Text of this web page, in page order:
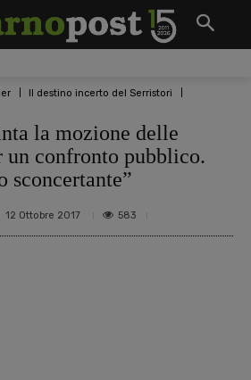
Il destino incerto del Serristori
la mozione delle
un confronto pubblico.
sconcertante”
12 Ottobre 2017 583